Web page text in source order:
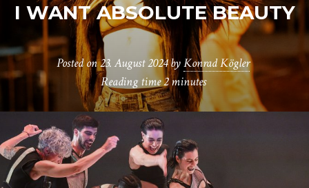
I WANT ABSOLUTE BEAUTY
Posted on23. August 2024byKonrad Kögler
Reading time2 minutes